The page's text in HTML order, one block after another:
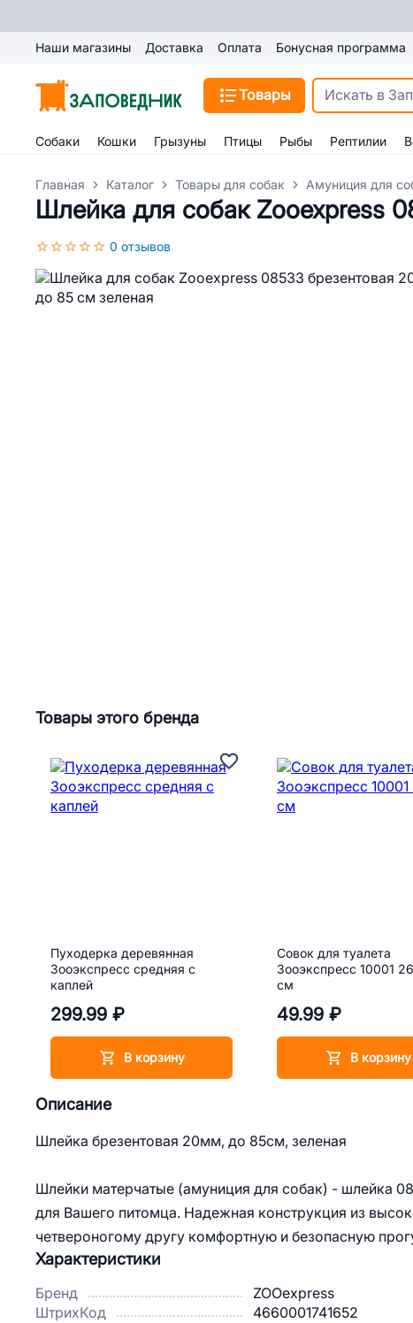
Наши магазины Доставка Оплата Бонусная программа
Товары
Собаки Кошки Грызуны Птицы Рыбы Рептилии
Главная Каталог Товары для собак Амуниция для
Шлейка для собак Zooexpress
0 отзывов
Описание
Шлейка брезентовая 20мм, до 85см, зеленая
Шлейки матерчатые (амуниция для собак) - шлейка
для Вашего питомца. Надежная конструкция из
четвероногому другу комфортную и безопасную
Товары этого бренда
Пуходерка деревянная
Зооэкспресс средняя с
каплей
299.99 ₽
В корзину
Совок для туалета
Зооэкспресс 10001
см
49.99 ₽
В корзину
Характеристики
Бренд
ZOOexpress
ШтрихКод
4660001741652